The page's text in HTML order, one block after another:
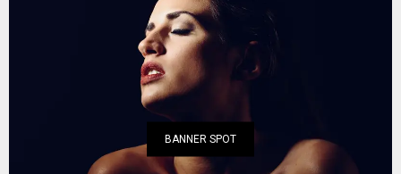
BANNER SPOT